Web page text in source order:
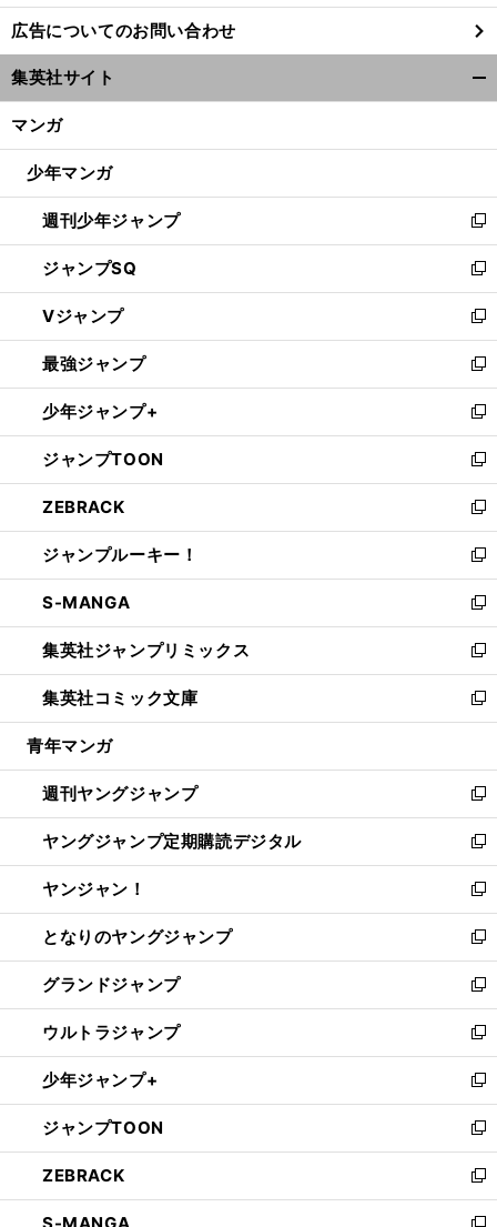
し
い
ウ
ィ
ン
ウ
開
く
広告についてのお問い合わせ
集英社サイト
マンガ
少年マンガ
週刊少年ジャンプ
新
し
い
ウ
ィ
ン
ド
ウ
で
開
く
ジャンプSQ
新
し
い
ウ
ィ
ン
ド
ウ
で
開
く
Vジャンプ
新
し
い
ウ
ィ
ン
ド
ウ
で
開
く
最強ジャンプ
新
し
い
ウ
ィ
ン
ド
ウ
で
開
く
少年ジャンプ+
新
し
い
ウ
ィ
ン
ド
ウ
で
開
く
ジャンプTOON
新
し
い
ウ
ィ
ン
ド
ウ
で
開
く
ZEBRACK
新
し
い
ウ
ィ
ン
ド
ウ
で
開
ジャンプルーキー！
新
し
い
ウ
ィ
ン
ド
ウ
開
く
S-MANGA
新
し
い
ウ
ィ
ン
ウ
で
開
く
集英社ジャンプリミックス
新
し
い
ウ
ン
ド
ウ
で
開
く
集英社コミック文庫
新
し
ウ
ィ
ン
ド
ウ
で
開
く
青年マンガ
週刊ヤングジャンプ
新
し
い
ウ
ィ
ン
ド
ウ
で
開
く
ヤングジャンプ定期購読デジタル
新
し
い
ウ
ィ
ン
ド
ウ
で
開
く
ヤンジャン！
新
し
い
ウ
ィ
ン
ド
ウ
で
開
く
となりのヤングジャンプ
新
し
い
ウ
ィ
ン
ド
ウ
で
開
く
グランドジャンプ
新
し
い
ウ
ィ
ン
ド
ウ
で
開
く
ウルトラジャンプ
新
し
い
ウ
ィ
ン
ド
ウ
少年ジャンプ+
新
し
い
ウ
ィ
ン
ジャンプTOON
新
し
い
ウ
ZEBRACK
新
し